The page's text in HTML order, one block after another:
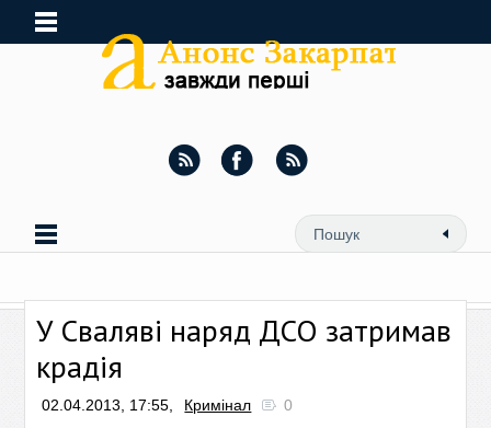
У Сваляві наряд ДСО затримав
крадія
02.04.2013, 17:55, Кримінал 0